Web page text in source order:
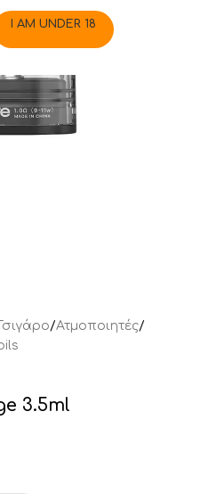
I AM UNDER 18
/Ατμοποιητές/
3.5ml